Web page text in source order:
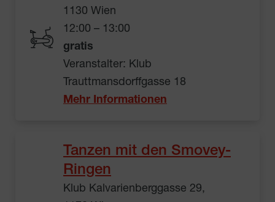
1130 Wien
12:00 – 13:00
gratis
Veranstalter: Klub
Trauttmansdorffgasse 18
Mehr Informationen
Tanzen mit den Smovey-
Ringen
Klub Kalvarienberggasse 29,